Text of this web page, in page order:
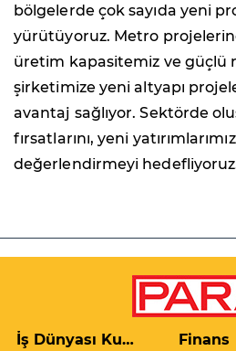
bölgelerde çok sayıda yeni
yürütüyoruz. Metro
üretim kapasitemiz ve güçlü
şirketimize yeni altyapı
avantaj sağlıyor. Sektörde
fırsatlarını, yeni
değerlendirmeyi
İş Dünyası Kulis Finans